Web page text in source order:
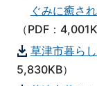
ぐみに癒さ
（PDF：
草津市暮ら
5,830KB）